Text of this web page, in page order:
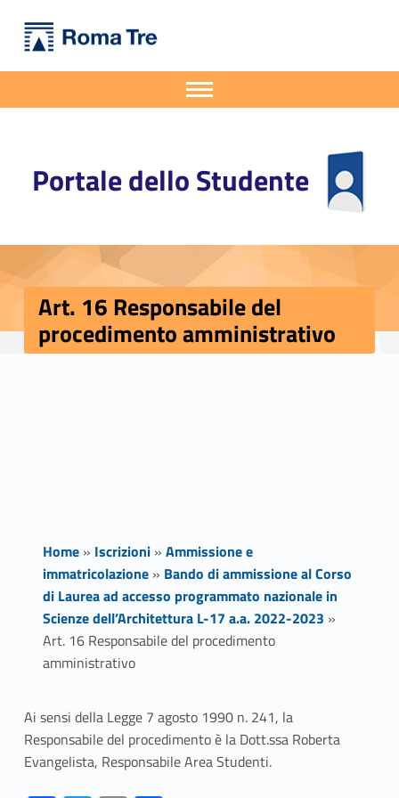
Art. 16 Responsabile del procedimento amministrativo - Portale dello Studente
Portale dello Studente
Apri il menu secondario
Header info sidebar
Art. 16 Responsabile del
procedimento amministrativo
Home» Iscrizioni» Ammissione e
immatricolazione» Bando di ammissione al Corso
di Laurea ad accesso programmato nazionale in
Scienze dell’Architettura L-17 a.a. 2022-2023 »
Art. 16 Responsabile del procedimento
amministrativo
A
r
Ai sensi della Legge 7 agosto 1990 n. 241, la
Responsabile del procedimento è la Dott.ssa Roberta
Evangelista, Responsabile Area Studenti.